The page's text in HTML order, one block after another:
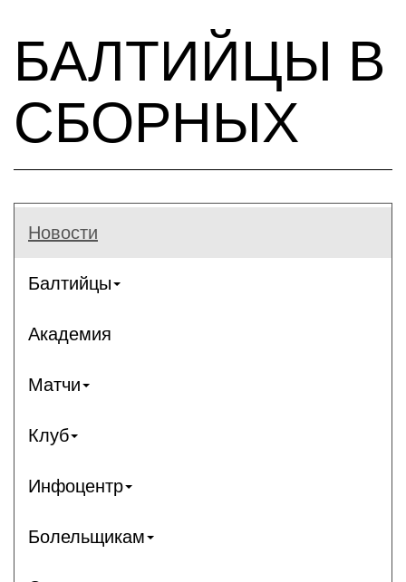
БАЛТИЙЦЫ В
СБОРНЫХ
Новости
Балтийцы
Академия
Матчи
Клуб
Инфоцентр
Болельщикам